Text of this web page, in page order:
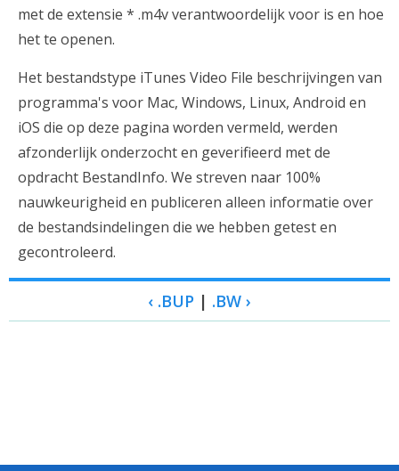
met de extensie * .m4v verantwoordelijk voor is en hoe
het te openen.
Het bestandstype iTunes Video File beschrijvingen van
programma's voor Mac, Windows, Linux, Android en
iOS die op deze pagina worden vermeld, werden
afzonderlijk onderzocht en geverifieerd met de
opdracht BestandInfo. We streven naar 100%
nauwkeurigheid en publiceren alleen informatie over
de bestandsindelingen die we hebben getest en
gecontroleerd.
‹ .BUP | .BW ›